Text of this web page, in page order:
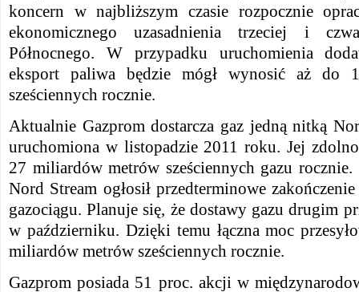
koncern w najbliższym czasie rozpocznie
ekonomicznego uzasadnienia trzeciej i
Północnego. W przypadku uruchomienia
eksport paliwa będzie mógł wynosić aż do
sześciennych rocznie.
Aktualnie Gazprom dostarcza gaz jedną nitką
uruchomiona w listopadzie 2011 roku. Jej
27 miliardów metrów sześciennych gazu
Nord Stream ogłosił przedterminowe
gazociągu. Planuje się, że dostawy gazu drugim
w październiku. Dzięki temu łączna moc
miliardów metrów sześciennych rocznie.
Gazprom posiada 51 proc. akcji w